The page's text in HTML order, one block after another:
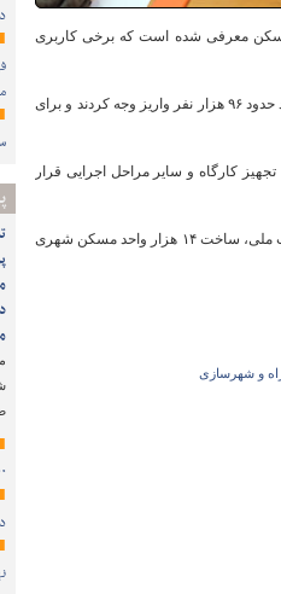
معادل ۲۴۰ هزار واحد زمین به بنیاد مسکن معرفی شده است که برخی کاربری
سهرابی ادامه داد: حدود ۱۰۰ هزار نفر پذیرفته شده نهایی به بنیاد مسکن معرفی شده است که از این تعداد حدود ۹۶ هزار نفر واریز وجه کردند و برای
مرحله تجهیز کارگاه و سایر مراحل اجرایی قرار
سهرابی توضیح داد: بنیاد مسکن انقلاب اسلامی در بخش شهری علاوه بر ساخت ۷۸ هزار واحد طرح نهضت ملی، ساخت ۱۴ هزار واحد مسکن شهری
و شهرسازی